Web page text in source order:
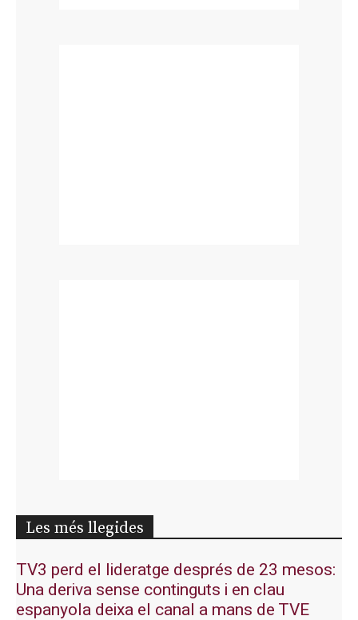
Les més llegides
TV3 perd el lideratge després de 23 mesos:
Una deriva sense continguts i en clau
espanyola deixa el canal a mans de TVE